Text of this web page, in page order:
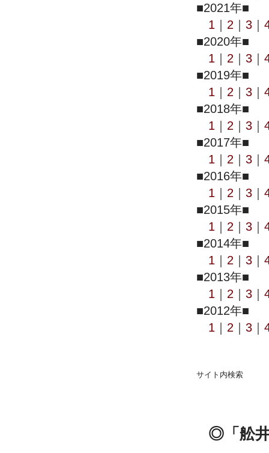
■2021年■
1
2 3
■2020年■
1
2 3
■2019年■
1
2 3
■2018年■
1
2 3
■2017年■
1
2 3
■2016年■
1
2 3
■2015年■
1
2 3
■2014年■
1
2 3
■2013年■
1
2 3
■2012年■
1
2 3
サイト内検索
◎「舩